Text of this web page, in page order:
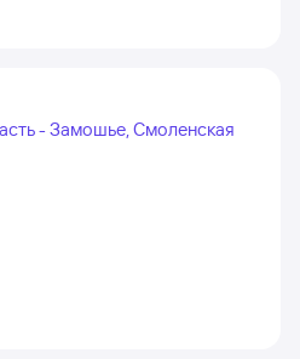
- Замошье, Смоленская